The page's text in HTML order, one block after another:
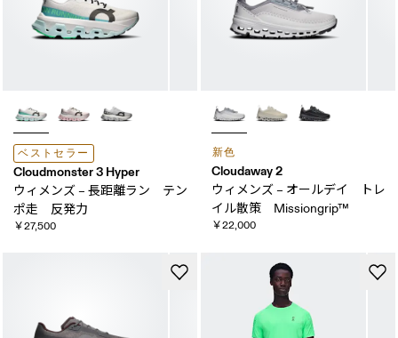
ベストセラー
Cloudmonster 3 Hyper
ウィメンズ – 長距離ラン テン
ポ走 反発力
￥27,500
新色
Cloudaway 2
ウィメンズ – オールデイ トレ
イル散策 Missiongrip™
￥22,000